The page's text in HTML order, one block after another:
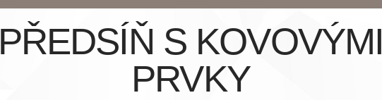
PŘEDSÍŇ S KOVOVÝMI
PRVKY